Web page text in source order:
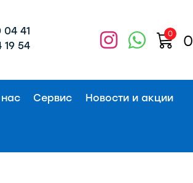
04 41
19 54
0 0
Сервис Новости и акции